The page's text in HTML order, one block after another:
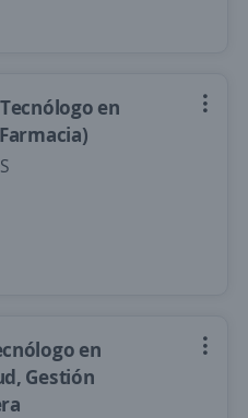
en
en
Gestión